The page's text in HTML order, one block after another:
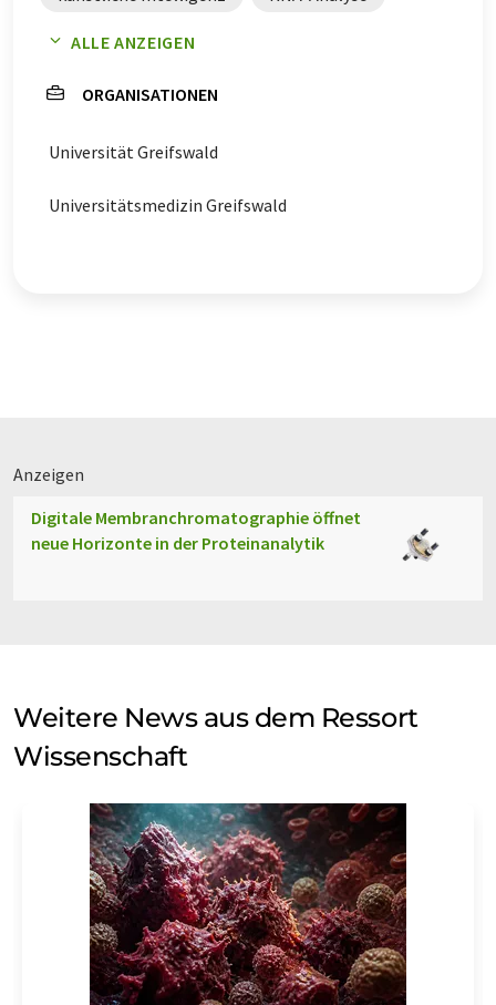
Tiermodelle
ALLE ANZEIGEN
ORGANISATIONEN
Universität Greifswald
Universitätsmedizin Greifswald
Anzeigen
Digitale Membranchromatographie öffnet
neue Horizonte in der Proteinanalytik
Weitere News aus dem Ressort
Wissenschaft